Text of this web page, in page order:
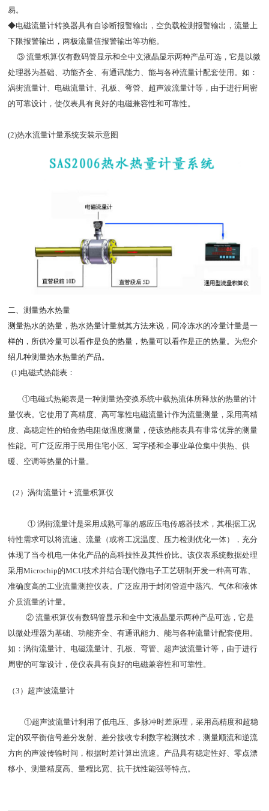
易。
◆电磁流量计转换器具有自诊断报警输出，空负载检测报警输出，流量上
下限报警输出，两极流量值报警输出等功能。
③ 流量积算仪有数码管显示和全中文液晶显示两种产品可选，它是以微
处理器为基础、功能齐全、有通讯能力、能与各种流量计配套使用。如：
涡街流量计、电磁流量计、孔板、弯管、超声波流量计等，由于进行周密
的可靠设计，使仪表具有良好的电磁兼容性和可靠性。
(2)热水流量计量系统安装示意图
二、测量热水热量
测量热水的热量，热水热量计量就其方法来说，同冷冻水的冷量计量是一
样的，所供冷量可以看作是负的热量，热量可以看作是正的热量。为您介
绍几种测量热水热量的产品。
(1)电磁式热能表：
①电磁式热能表是一种测量热变换系统中载热流体所释放的热量的计
量仪表。它使用了高精度、高可靠性电磁流量计作为流量测量，采用高精
度、高稳定性的铂金热电阻做温度测量，使该热能表具有非常优异的测量
性能。可广泛应用于民用住宅小区、写字楼和企事业单位集中供热、供
暖、空调等热量的计量。
（2）涡街流量计 + 流量积算仪
① 涡街流量计是采用成熟可靠的感应压电传感器技术，其根据工况
特性需求可以将流速、流量（或将工况温度、压力检测优化一体），充分
体现了当今机电一体化产品的高科技性及其性价比。该仪表系统数据处理
采用Microchip的MCU技术并结合现代微电子工艺研制开发一种高可靠、
准确度高的工业流量测控仪表。广泛应用于封闭管道中蒸汽、气体和液体
介质流量的计量。
② 流量积算仪有数码管显示和全中文液晶显示两种产品可选，它是
以微处理器为基础、功能齐全、有通讯能力、能与各种流量计配套使用。
如：涡街流量计、电磁流量计、孔板、弯管、超声波流量计等，由于进行
周密的可靠设计，使仪表具有良好的电磁兼容性和可靠性。
（3）超声波流量计
①超声波流量计利用了低电压、多脉冲时差原理，采用高精度和超稳
定的双平衡信号差分发射、差分接收专利数字检测技术，测量顺流和逆流
方向的声波传输时间，根据时差计算出流速。产品具有稳定性好、零点漂
移小、测量精度高、量程比宽、抗干扰性能强等特点。